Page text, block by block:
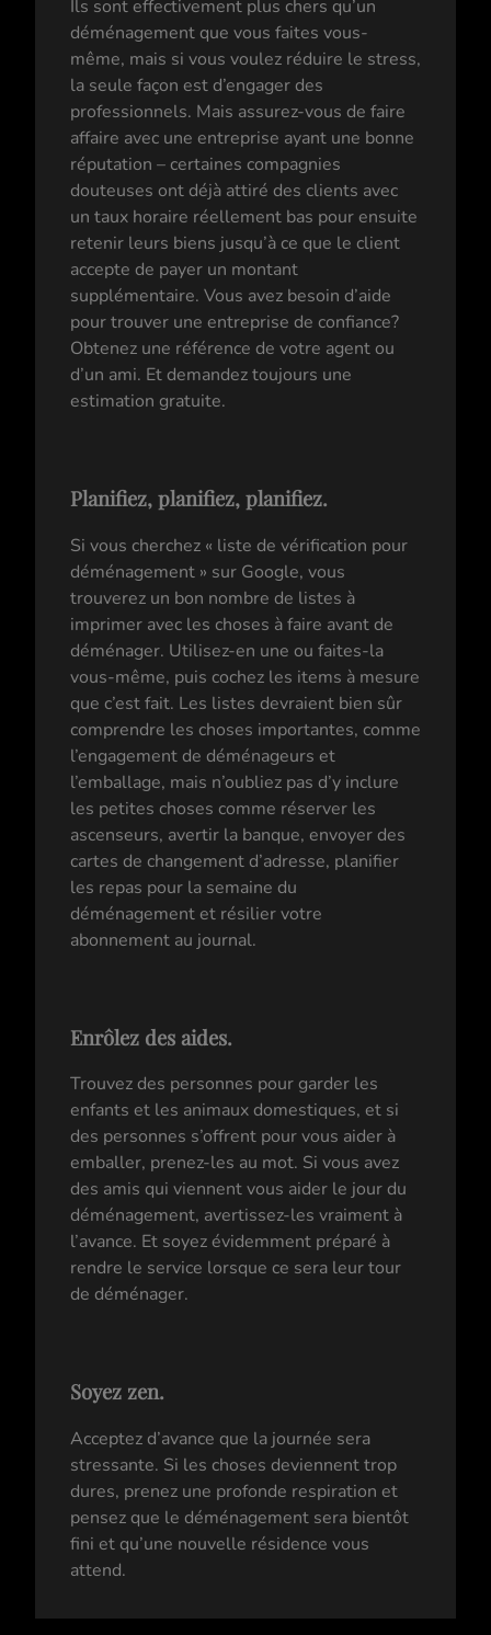
Ils sont effectivement plus chers qu’un
déménagement que vous faites vous-
même, mais si vous voulez réduire le stress,
la seule façon est d’engager des
professionnels. Mais assurez-vous de faire
affaire avec une entreprise ayant une bonne
réputation – certaines compagnies
douteuses ont déjà attiré des clients avec
un taux horaire réellement bas pour ensuite
retenir leurs biens jusqu’à ce que le client
accepte de payer un montant
supplémentaire. Vous avez besoin d’aide
pour trouver une entreprise de confiance?
Obtenez une référence de votre agent ou
d’un ami. Et demandez toujours une
estimation gratuite.
Planifiez, planifiez, planifiez.
Si vous cherchez « liste de vérification pour
déménagement » sur Google, vous
trouverez un bon nombre de listes à
imprimer avec les choses à faire avant de
déménager. Utilisez-en une ou faites-la
vous-même, puis cochez les items à mesure
que c’est fait. Les listes devraient bien sûr
comprendre les choses importantes, comme
l’engagement de déménageurs et
l’emballage, mais n’oubliez pas d’y inclure
les petites choses comme réserver les
ascenseurs, avertir la banque, envoyer des
cartes de changement d’adresse, planifier
les repas pour la semaine du
déménagement et résilier votre
abonnement au journal.
Enrôlez des aides.
Trouvez des personnes pour garder les
enfants et les animaux domestiques, et si
des personnes s’offrent pour vous aider à
emballer, prenez-les au mot. Si vous avez
des amis qui viennent vous aider le jour du
déménagement, avertissez-les vraiment à
l’avance. Et soyez évidemment préparé à
rendre le service lorsque ce sera leur tour
de déménager.
Soyez zen.
Acceptez d’avance que la journée sera
stressante. Si les choses deviennent trop
dures, prenez une profonde respiration et
pensez que le déménagement sera bientôt
fini et qu’une nouvelle résidence vous
attend.